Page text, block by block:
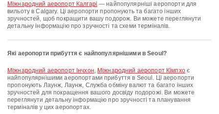
Міжнародний аеропорт Калгарі — найпопулярніші аеропорти для
вильоту в Calgary. Ці аеропорти пропонують та багато інших
зручностей, щоб покращити вашу подорож. Ви можете переглянути
детальну інформацію про зручності та схеми терміналів.
Які аеропорти прибуття є найпопулярнішими в Seoul?
Міжнародний аеропорт Інчхон, Міжнародний аеропорт Кімпхоє
найпопулярнішими аеропортами прибуття в Seoul. Ці аеропорти
пропонують Лаунж, Лаунж, Служба обміну валют та багато інших
зручностей для покращення вашого досвіду подорожі. Ви можете
переглянути детальну інформацію про зручності та планування
терміналів у цих аеропортах.